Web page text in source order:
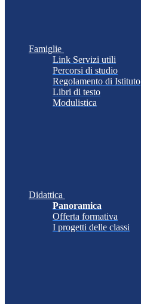
Famiglie
Link Servizi utili
Percorsi di studio
Regolamento di Istituto
Libri di testo
Modulistica
Didattica
Panoramica
Offerta formativa
I progetti delle classi